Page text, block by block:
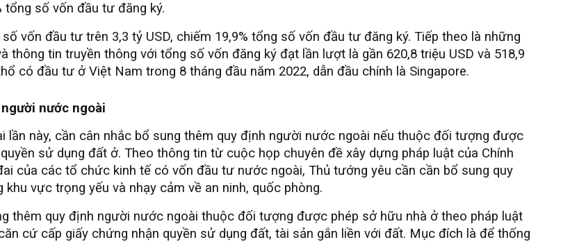
tổng số vốn đầu tư đăng ký.
vốn đầu tư trên 3,3 tỷ USD, chiếm 19,9% tổng số vốn đầu tư đăng ký. Tiếp theo là những
thông tin truyền thông với tổng số vốn đăng ký đạt lần lượt là gần 620,8 triệu USD và 518,9
có đầu tư ở Việt Nam trong 8 tháng đầu năm 2022, dẫn đầu chính là Singapore.
nước ngoài
lần này, cần cân nhắc bổ sung thêm quy định người nước ngoài nếu thuộc đối tượng được
sử dụng đất ở. Theo thông tin từ cuộc họp chuyên đề xây dựng pháp luật của Chính
của các tổ chức kinh tế có vốn đầu tư nước ngoài, Thủ tướng yêu cần cần bổ sung quy
vực trọng yếu và nhạy cảm về an ninh, quốc phòng.
thêm quy định người nước ngoài thuộc đối tượng được phép sở hữu nhà ở theo pháp luật
cứ cấp giấy chứng nhận quyền sử dụng đất, tài sản gắn liền với đất. Mục đích là để thống